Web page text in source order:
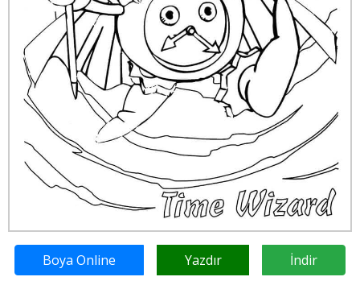
Boya Online Yazdır İndir